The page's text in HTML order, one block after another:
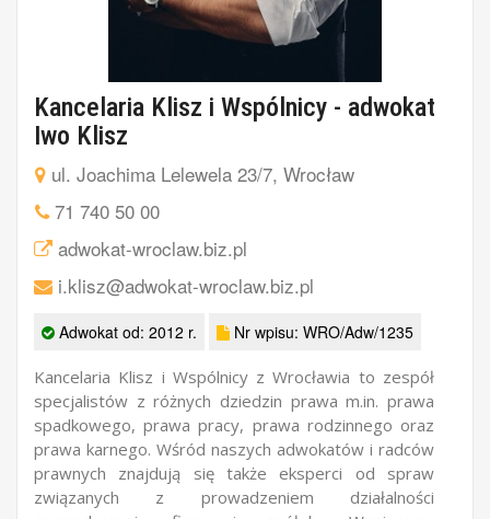
Kancelaria Klisz i Wspólnicy - adwokat
Iwo Klisz
ul. Joachima Lelewela 23/7, Wrocław
71 740 50 00
adwokat-wroclaw.biz.pl
i.klisz@adwokat-wroclaw.biz.pl
Adwokat od: 2012 r. Nr wpisu: WRO/Adw/1235
Kancelaria Klisz i Wspólnicy z Wrocławia to zespół
specjalistów z różnych dziedzin prawa m.in. prawa
spadkowego, prawa pracy, prawa rodzinnego oraz
prawa karnego. Wśród naszych adwokatów i radców
prawnych znajdują się także eksperci od spraw
związanych z prowadzeniem działalności